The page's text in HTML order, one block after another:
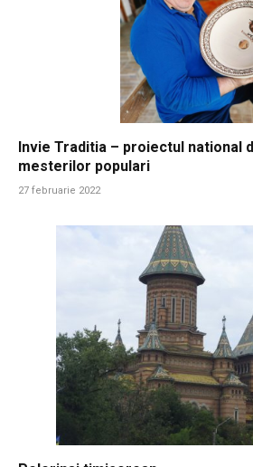
Invie Traditia – proiectul national
mesterilor populari
27 februarie 2022